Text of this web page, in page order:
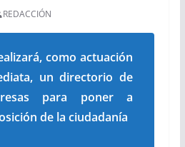
REDACCIÓN
como actuación
un directorio de
para poner a
de la ciudadanía